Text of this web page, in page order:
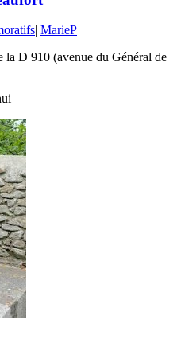
| MarieP
la D 910 (avenue du Général de